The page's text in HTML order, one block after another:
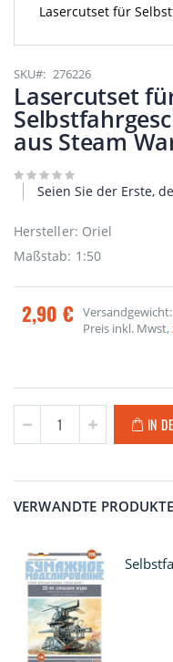
Lasercutset für
Anfang
der
Bildgalerie
springen
SKU 276226
Lasercutset
aus Steam
Seien Sie der Erste,
Hersteller: Oriel
Maßstab: 1:50
2,90 €
Preis inkl. Mwst,
IN
VERWANDTE PRODUKTE